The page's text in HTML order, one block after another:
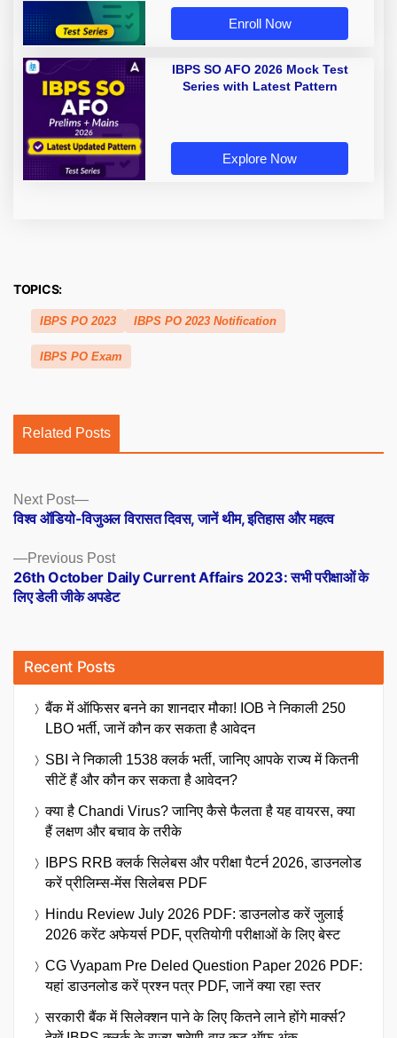
Enroll Now
IBPS SO AFO 2026 Mock Test
Series with Latest Pattern
Explore Now
TOPICS:
IBPS PO 2023 IBPS PO 2023 Notification
IBPS PO Exam
Related Posts
Posts
navigation
Previous PostPrevious
post:
26th October Daily Current Affairs 2023: सभी परीक्षाओं के
लिए डेली जीके अपडेट
Next Post
Next
post:
विश्व ऑडियो-विजुअल विरासत दिवस, जानें थीम, इतिहास और महत्व
Recent Posts
बैंक में ऑफिसर बनने का शानदार मौका! IOB ने निकाली 250
LBO भर्ती, जानें कौन कर सकता है आवेदन
SBI ने निकाली 1538 क्लर्क भर्ती, जानिए आपके राज्य में कितनी
सीटें हैं और कौन कर सकता है आवेदन?
क्या है Chandi Virus? जानिए कैसे फैलता है यह वायरस, क्या
हैं लक्षण और बचाव के तरीके
IBPS RRB क्लर्क सिलेबस और परीक्षा पैटर्न 2026, डाउनलोड
करें प्रीलिम्स-मेंस सिलेबस PDF
Hindu Review July 2026 PDF: डाउनलोड करें जुलाई
2026 करेंट अफेयर्स PDF, प्रतियोगी परीक्षाओं के लिए बेस्ट
CG Vyapam Pre Deled Question Paper 2026 PDF:
यहां डाउनलोड करें प्रश्न पत्र PDF, जानें क्या रहा स्तर
सरकारी बैंक में सिलेक्शन पाने के लिए कितने लाने होंगे मार्क्स?